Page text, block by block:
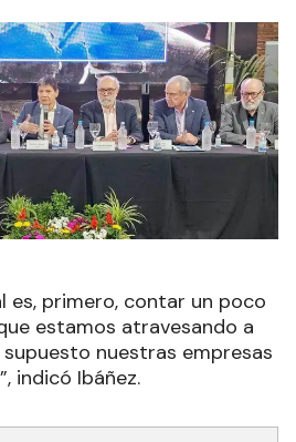
es, primero, contar un poco
estamos atravesando a
nuestras empresas
indicó Ibáñez.